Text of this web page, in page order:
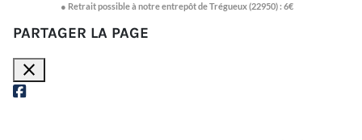
● Retrait possible à notre entrepôt de Trégueux (22950) : 6€
PARTAGER LA PAGE
close